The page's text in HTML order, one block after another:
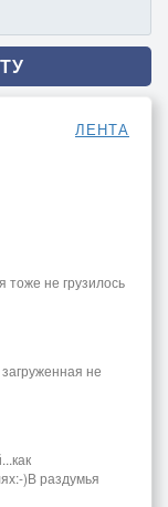
ЛЕНТА
не грузилось
не
)В раздумья